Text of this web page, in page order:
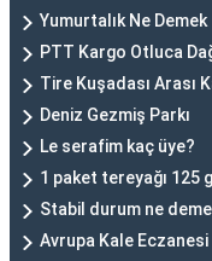
Yumurtalık Ne Demek
PTT Kargo Otluca
Tire Kuşadası Arası
Deniz Gezmiş Parkı
Le serafim kaç üye?
1 paket tereyağı 125
Stabil durum ne
Avrupa Kale